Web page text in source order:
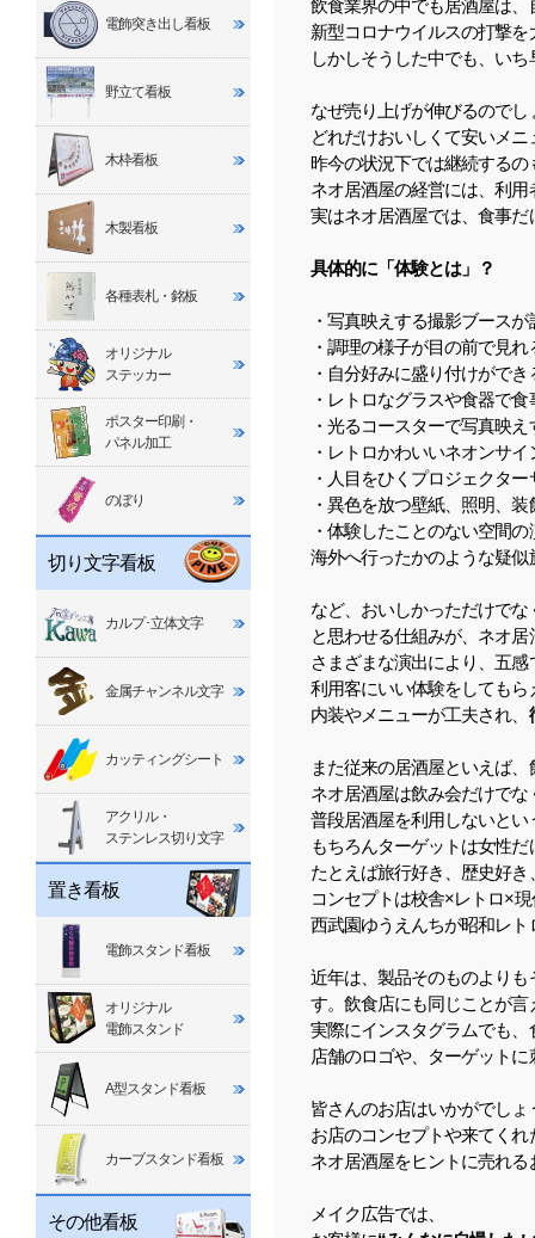
飲食業界の中でも居酒屋は
新型コロナウイルスの打撃
しかしそうした中でも、い
なぜ売り上げが伸びるのでし
どれだけおいしくて安いメ
昨今の状況下では継続する
ネオ居酒屋の経営には、利
実はネオ居酒屋では、食事だ
具体的に「体験とは」？
・写真映えする撮影ブース
・調理の様子が目の前で見れ
・自分好みに盛り付けがで
・レトロなグラスや食器で食
・光るコースターで写真映え
・レトロかわいいネオンサ
・人目をひくプロジェクター
・異色を放つ壁紙、照明、装
・体験したことのない空間
海外へ行ったかのような疑似
など、おいしかっただけでな
と思わせる仕組みが、ネオ
さまざまな演出により、五
利用客にいい体験をしてもら
内装やメニューが工夫され、
また従来の居酒屋といえば
ネオ居酒屋は飲み会だけで
普段居酒屋を利用しないと
もちろんターゲットは女性だ
たとえば旅行好き、歴史好
コンセプトは校舎×レトロ×
西武園ゆうえんちが昭和レ
近年は、製品そのものより
す。飲食店にも同じことが
実際にインスタグラムでも
店舗のロゴや、ターゲット
皆さんのお店はいかがでしょ
お店のコンセプトや来てく
ネオ居酒屋をヒントに売れ
メイク広告では、
電飾突き出し看板
野立て看板
木枠看板
木製看板
各種表札・銘板
オリジナル
ステッカー
ポスター印刷・
パネル加工
のぼり
切り文字看板
カルプ･立体文字
金属チャンネル文字
カッティングシート
アクリル・
ステンレス切り文字
置き看板
電飾スタンド看板
オリジナル
電飾スタンド
A型スタンド看板
カーブスタンド看板
その他看板